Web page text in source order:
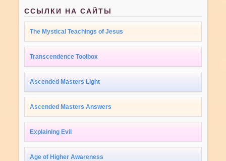
ССЫЛКИ НА САЙТЫ
The Mystical Teachings of Jesus
Transcendence Toolbox
Ascended Masters Light
Ascended Masters Answers
Explaining Evil
Age of Higher Awareness